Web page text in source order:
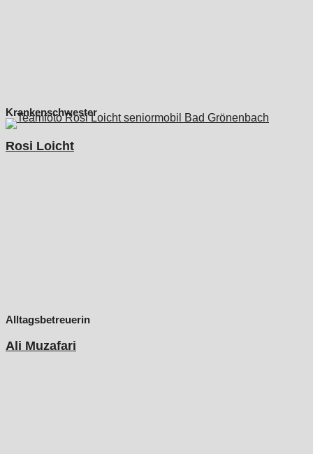
Krankenschwester
Rosi Loicht
Alltagsbetreuerin
Ali Muzafari